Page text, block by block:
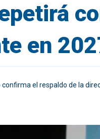
en
confirma el respaldo de la